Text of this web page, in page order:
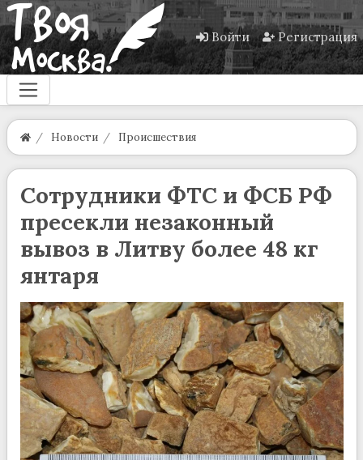
Войти Регистрация
Новости Происшествия
Сотрудники ФТС и ФСБ РФ
пресекли незаконный
вывоз в Литву более 48 кг
янтаря